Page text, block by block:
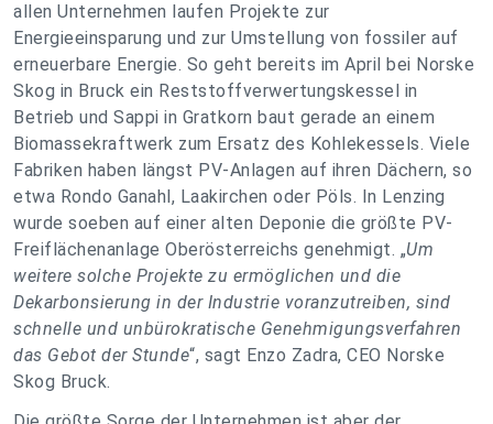
allen Unternehmen laufen Projekte zur
Energieeinsparung und zur Umstellung von fossiler auf
erneuerbare Energie. So geht bereits im April bei Norske
Skog in Bruck ein Reststoffverwertungskessel in
Betrieb und Sappi in Gratkorn baut gerade an einem
Biomassekraftwerk zum Ersatz des Kohlekessels. Viele
Fabriken haben längst PV-Anlagen auf ihren Dächern, so
etwa Rondo Ganahl, Laakirchen oder Pöls. In Lenzing
wurde soeben auf einer alten Deponie die größte PV-
Freiflächenanlage Oberösterreichs genehmigt. „Um
weitere solche Projekte zu ermöglichen und die
Dekarbonsierung in der Industrie voranzutreiben, sind
schnelle und unbürokratische Genehmigungsverfahren
das Gebot der Stunde“, sagt Enzo Zadra, CEO Norske
Skog Bruck.